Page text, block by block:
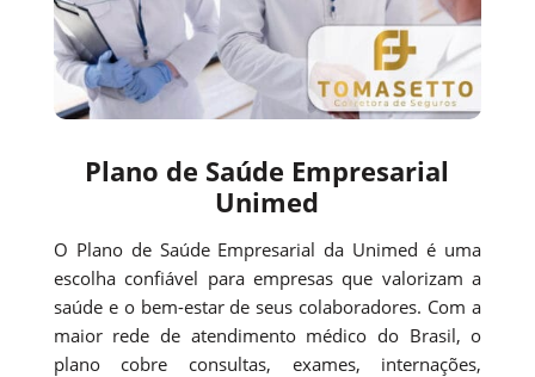
Plano de Saúde Empresarial
Unimed
O Plano de Saúde Empresarial da Unimed é uma
escolha confiável para empresas que valorizam a
saúde e o bem-estar de seus colaboradores. Com a
maior rede de atendimento médico do Brasil, o
plano cobre consultas, exames, internações,